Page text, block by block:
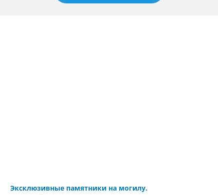
Эксклюзивные памятники на могилу.